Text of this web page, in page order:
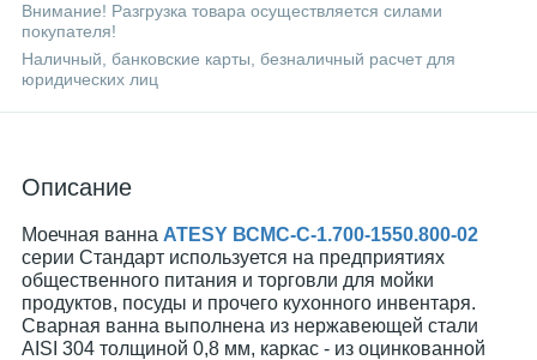
Внимание! Разгрузка товара осуществляется силами
покупателя!
Наличный, банковские карты, безналичный расчет для
юридических лиц
Описание
Моечная ванна ATESY ВСМС-С-1.700-1550.800-02
серии Стандарт используется на предприятиях
общественного питания и торговли для мойки
продуктов, посуды и прочего кухонного инвентаря.
Сварная ванна выполнена из нержавеющей стали
AISI 304 толщиной 0,8 мм, каркас - из оцинкованной